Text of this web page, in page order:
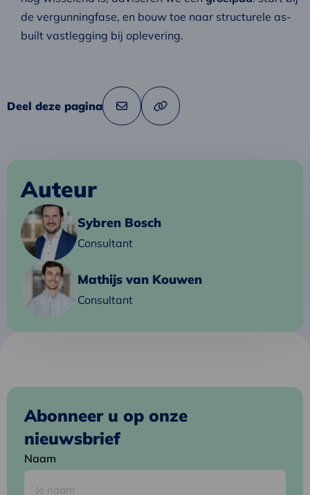
de vergunningfase, en bouw toe naar structurele as-
built vastlegging bij oplevering.
Deel deze pagina
Deel
via
Link
naar
Auteur
Sybren Bosch
Consultant
Lees
meer
over
Sybren
Mathijs van Kouwen
Consultant
Lees
meer
over
Mathijs
Abonneer u op onze
nieuwsbrief
Naam